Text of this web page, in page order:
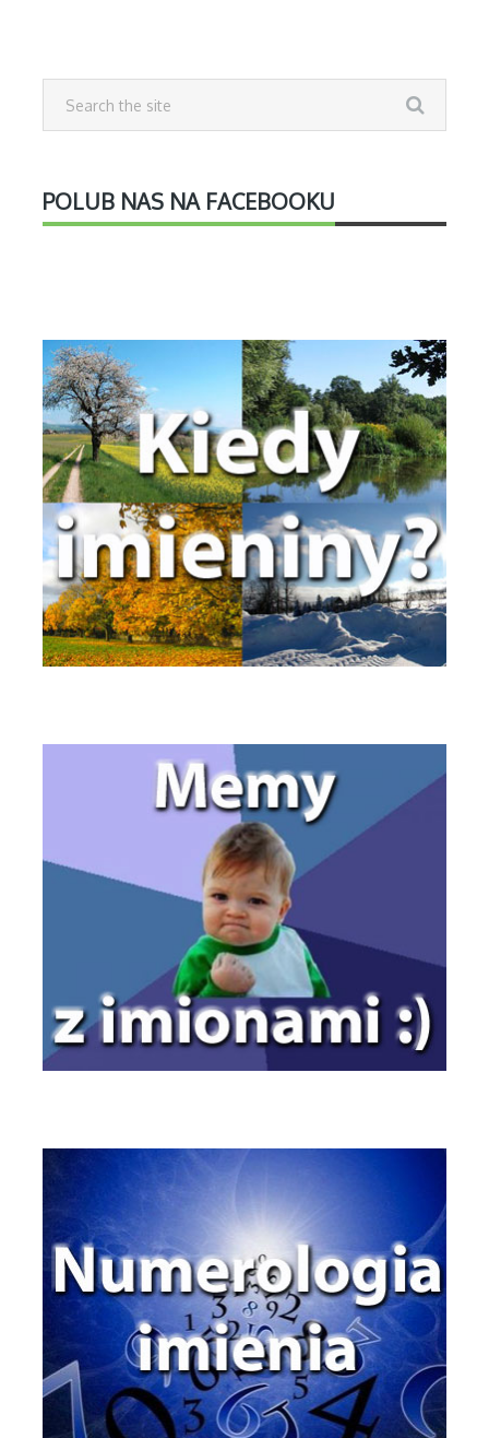
POLUB NAS NA FACEBOOKU